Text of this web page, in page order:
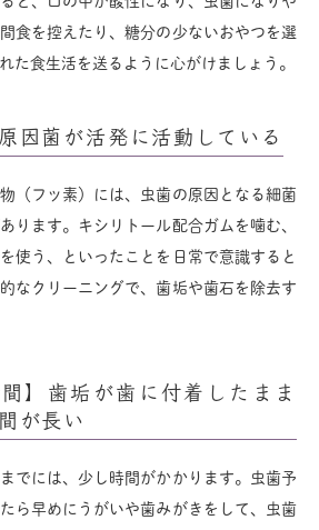
食を控えたり、糖分の少ないおやつを選
た食生活を送るように心がけましょう。
因菌が活発に活動している
（フッ素）には、虫歯の原因となる細菌
ります。キシリトール配合ガムを噛む、
使う、といったことを日常で意識すると
なクリーニングで、歯垢や歯石を除去す
】歯垢が歯に付着したまま
が長い
でには、少し時間がかかります。虫歯予
ら早めにうがいや歯みがきをして、虫歯